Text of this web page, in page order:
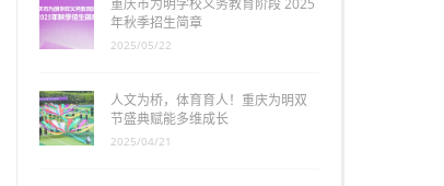
重庆市为明学校义务教育阶段 2025
年秋季招生简章
2025/05/22
人文为桥，体育育人！重庆为明双
节盛典赋能多维成长
2025/04/21